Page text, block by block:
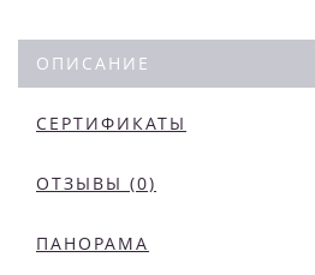
ОПИСАНИЕ
СЕРТИФИКАТЫ
ОТЗЫВЫ (0)
ПАНОРАМА